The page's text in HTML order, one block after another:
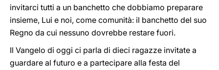
invitarci tutti a un banchetto che dobbiamo preparare
insieme, Lui e noi, come comunità: il banchetto del suo
Regno da cui nessuno dovrebbe restare fuori.
Il Vangelo di oggi ci parla di dieci ragazze invitate a
guardare al futuro e a partecipare alla festa del